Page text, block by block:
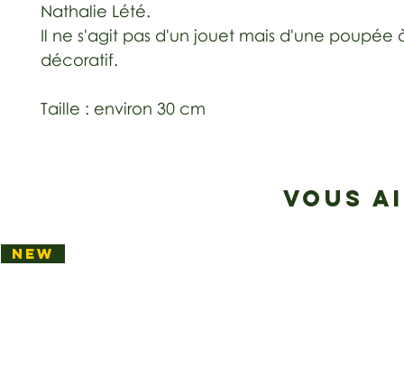
Nathalie Lété.
Il ne s'agit pas d'un jouet mais d'une poupée
décoratif.
Taille : environ 30 cm
VOUS
NEW